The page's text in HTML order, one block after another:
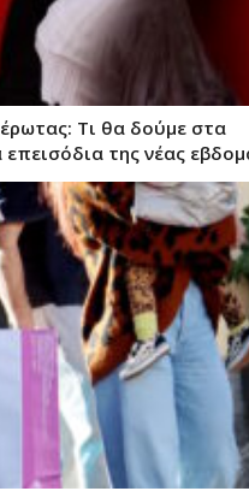
έρωτας: Τι θα δούμε στα
επεισόδια της νέας